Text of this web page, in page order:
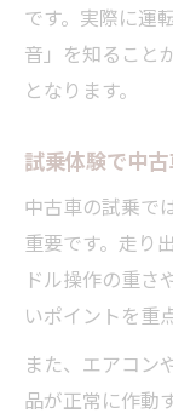
気に
中古
理由
中古
すく解
初心
践まで
中古車
ト集
試乗
です。実際に運
音」を知ること
となります。
試乗体験で中
中古車の試乗で
重要です。走り
ドル操作の重さ
いポイントを重
また、エアコン
品が正常に作動